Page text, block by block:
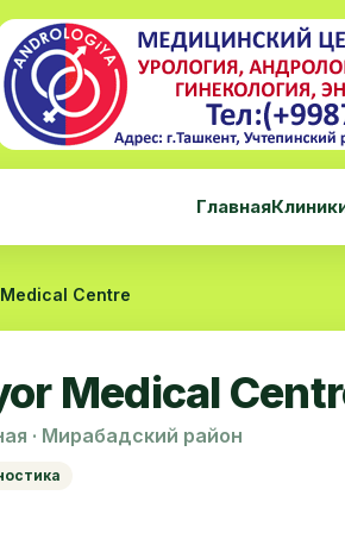
Главная
Centre
Medical
· Мирабадский район